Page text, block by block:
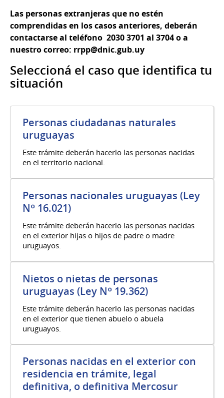
Las personas extranjeras que no estén
comprendidas en los casos anteriores, deberán
contactarse al teléfono 2030 3701 al 3704 o a
nuestro correo: rrpp@dnic.gub.uy
Seleccioná el caso que identifica tu
situación
Personas ciudadanas naturales
uruguayas
Este trámite deberán hacerlo las personas nacidas
en el territorio nacional.
Personas nacionales uruguayas (Ley
Nº 16.021)
Este trámite deberán hacerlo las personas nacidas
en el exterior hijas o hijos de padre o madre
uruguayos.
Nietos o nietas de personas
uruguayas (Ley Nº 19.362)
Este trámite deberán hacerlo las personas nacidas
en el exterior que tienen abuelo o abuela
uruguayos.
Personas nacidas en el exterior con
residencia en trámite, legal
definitiva, o definitiva Mercosur